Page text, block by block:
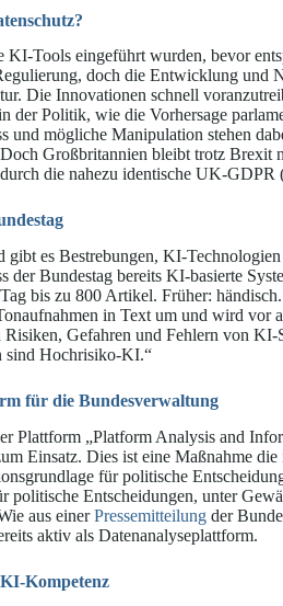
KI-Tools eingeführt wurden, bevor
doch die Entwicklung und
Die Innovationen schnell
der Politik, wie die Vorhersage
und mögliche Manipulation stehen
Großbritannien bleibt trotz Brexit
die nahezu identische UK-
gibt es Bestrebungen, KI-
der Bundestag bereits KI-basierte
bis zu 800 Artikel. Früher:
in Text um und wird vor
Risiken, Gefahren und Fehlern von
sind Hochrisiko-KI.“
für die Bundesverwaltung
Plattform „Platform Analysis and
Einsatz. Dies ist eine Maßnahme
für politische
politische Entscheidungen, unter
aus einerPressemitteilung der
aktiv als Datenanalyseplattform.
Kompetenz